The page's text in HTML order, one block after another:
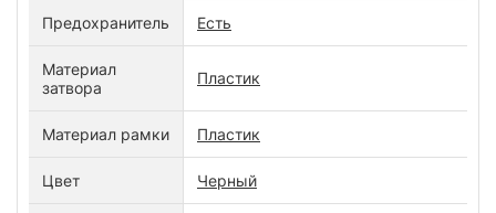
Предохранитель Есть
Материал
затвора
Пластик
Материал рамки Пластик
Цвет Черный